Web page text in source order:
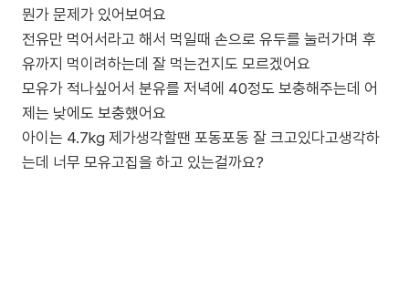
뭔가 문제가 있어보여요
전유만 먹어서라고 해서 먹일때 손으로 유두를 눌러가며 후
유까지 먹이려하는데 잘 먹는건지도 모르겠어요
모유가 적나싶어서 분유를 저녁에 40정도 보충해주는데 어
제는 낮에도 보충했어요
아이는 4.7kg 제가생각할땐 포동포동 잘 크고있다고생각하
는데 너무 모유고집을 하고 있는걸까요?